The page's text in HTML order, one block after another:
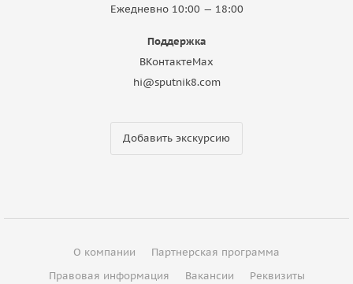
Ежедневно 10:00 — 18:00
Поддержка
ВКонтактеMax
hi@sputnik8.com
Добавить экскурсию
О компании
Партнерская программа
Правовая информация
Вакансии Реквизиты